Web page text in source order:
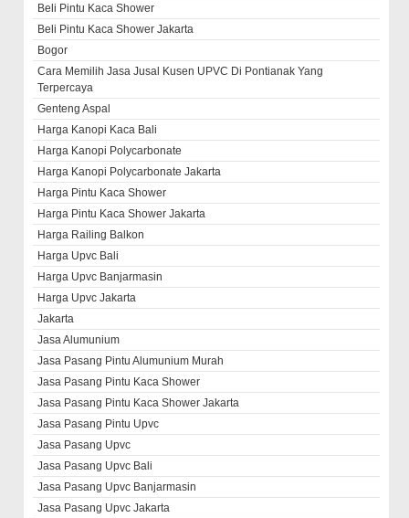
Beli Pintu Kaca Shower
Beli Pintu Kaca Shower Jakarta
Bogor
Cara Memilih Jasa Jusal Kusen UPVC Di Pontianak Yang
Terpercaya
Genteng Aspal
Harga Kanopi Kaca Bali
Harga Kanopi Polycarbonate
Harga Kanopi Polycarbonate Jakarta
Harga Pintu Kaca Shower
Harga Pintu Kaca Shower Jakarta
Harga Railing Balkon
Harga Upvc Bali
Harga Upvc Banjarmasin
Harga Upvc Jakarta
Jakarta
Jasa Alumunium
Jasa Pasang Pintu Alumunium Murah
Jasa Pasang Pintu Kaca Shower
Jasa Pasang Pintu Kaca Shower Jakarta
Jasa Pasang Pintu Upvc
Jasa Pasang Upvc
Jasa Pasang Upvc Bali
Jasa Pasang Upvc Banjarmasin
Jasa Pasang Upvc Jakarta